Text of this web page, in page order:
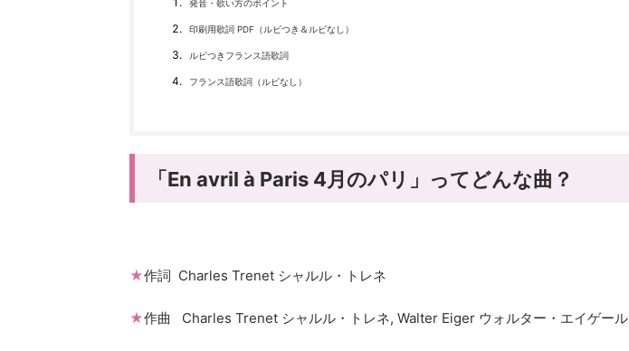
発音・歌い方のポイント
印刷用歌詞 PDF（ルビつき＆ルビなし）
ルビつきフランス語歌詞
フランス語歌詞（ルビなし）
「En avril à Paris 4月のパリ」 ってどんな曲？
★作詞 Charles Trenet シャルル・トレネ
★作曲 Charles Trenet シャルル・トレネ, Walter Eiger ウォルター・エイゲール